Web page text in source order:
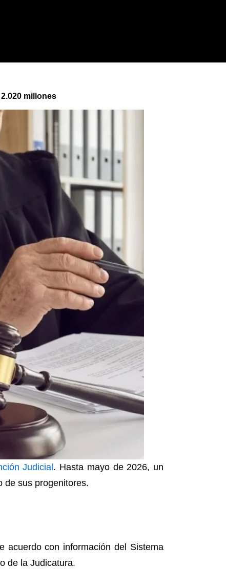
millones
Judicial . Hasta mayo de 2026, un
de sus progenitores.
acuerdo con información del Sistema
de la Judicatura.